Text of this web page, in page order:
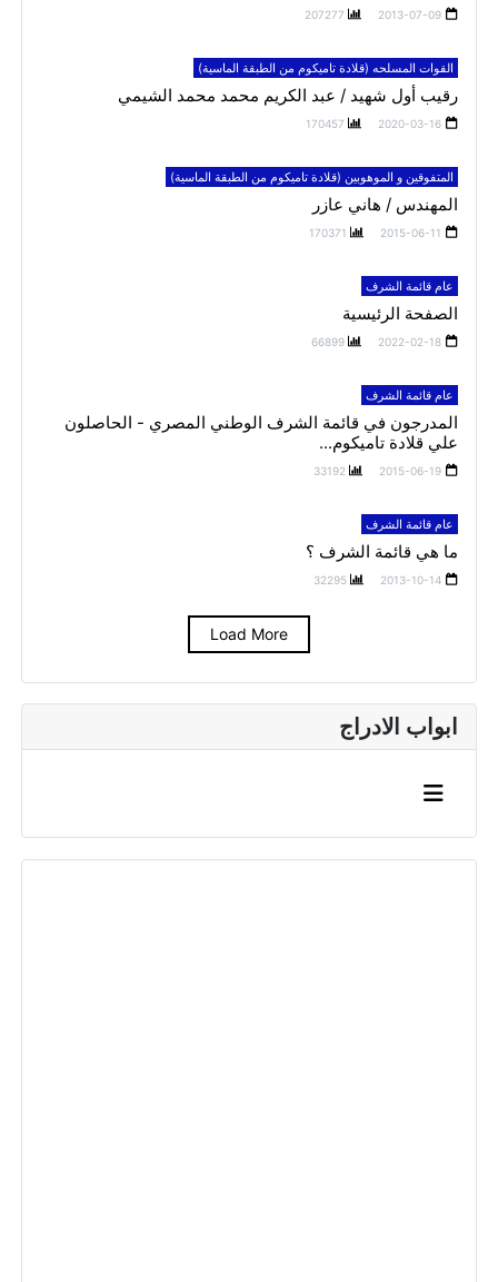
ابواب الادراج
2013-07-09
207277
القوات المسلحه (قلادة تاميكوم من الطبقة الماسية)
رقيب أول شهيد / عبد الكريم محمد محمد الشيمي
2020-03-16
170457
المتفوقين و الموهوبين (قلادة تاميكوم من الطبقة الماسية)
المهندس / هاني عازر
2015-06-11
170371
عام قائمة الشرف
الصفحة الرئيسية
2022-02-18
66899
عام قائمة الشرف
المدرجون في قائمة الشرف الوطني المصري - الحاصلون
علي قلادة تاميكوم...
2015-06-19
33192
عام قائمة الشرف
ما هي قائمة الشرف ؟
2013-10-14
32295
Load More